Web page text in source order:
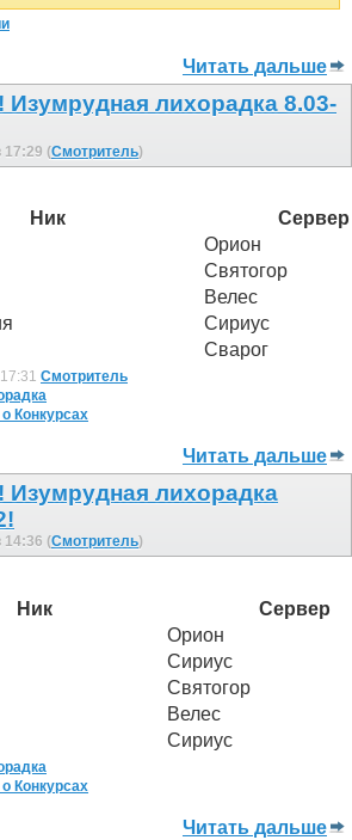
Читать дальше
Изумрудная лихорадка 8.03-
17:29 (Смотритель)
Ник
Сервер
Орион
Святогор
Велес
Сириус
Сварог
Смотритель
Конкурсах
Читать дальше
Изумрудная лихорадка
14:36 (Смотритель)
Ник
Сервер
Орион
Сириус
Святогор
Велес
Сириус
Конкурсах
Читать дальше